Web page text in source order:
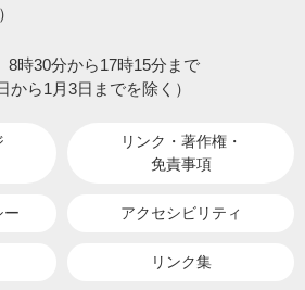
時30分から17時15分まで
から1月3日までを除く）
リンク・著作権・
免責事項
ー アクセシビリティ
リンク集